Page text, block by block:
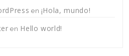
en ¡Hola, mundo!
en Hello world!